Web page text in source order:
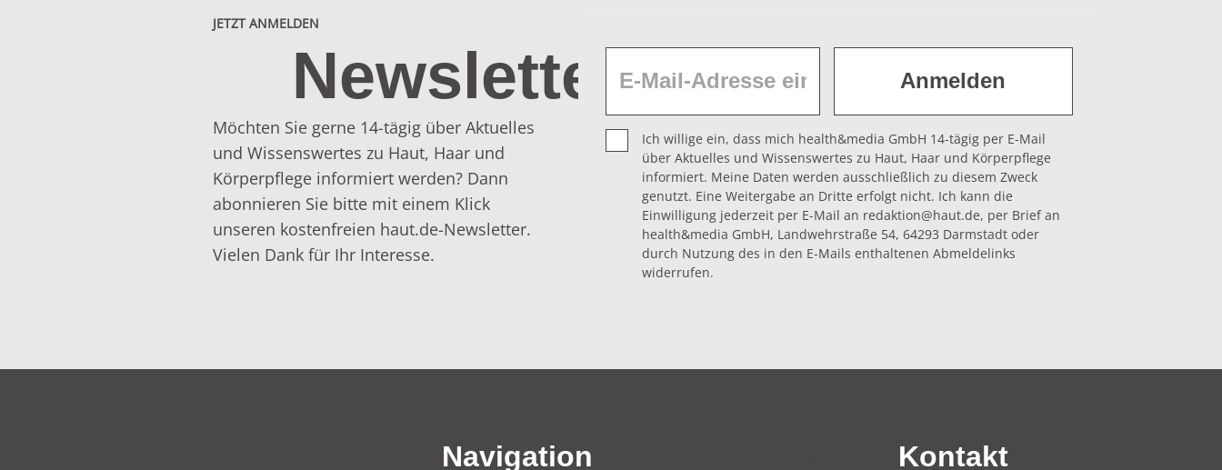
JETZT ANMELDEN
Newsletter
Möchten Sie gerne 14-tägig über Aktuelles
und Wissenswertes zu Haut, Haar und
Körperpflege informiert werden? Dann
abonnieren Sie bitte mit einem Klick
unseren kostenfreien haut.de-Newsletter.
Vielen Dank für Ihr Interesse.
Ich willige ein, dass mich health&media GmbH 14-tägig per E-Mail
über Aktuelles und Wissenswertes zu Haut, Haar und Körperpflege
informiert. Meine Daten werden ausschließlich zu diesem Zweck
genutzt. Eine Weitergabe an Dritte erfolgt nicht. Ich kann die
Einwilligung jederzeit per E-Mail an redaktion@haut.de, per Brief an
health&media GmbH, Landwehrstraße 54, 64293 Darmstadt oder
durch Nutzung des in den E-Mails enthaltenen Abmeldelinks
widerrufen.
Navigation Kontakt